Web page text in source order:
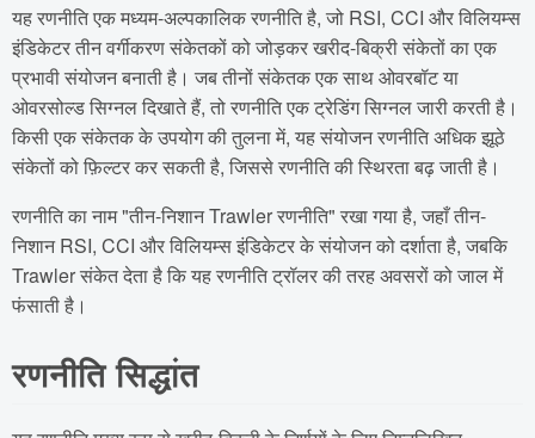
यह रणनीति एक मध्यम-अल्पकालिक रणनीति है, जो RSI, CCI और विलियम्स
इंडिकेटर तीन वर्गीकरण संकेतकों को जोड़कर खरीद-बिक्री संकेतों का एक
प्रभावी संयोजन बनाती है। जब तीनों संकेतक एक साथ ओवरबॉट या
ओवरसोल्ड सिग्नल दिखाते हैं, तो रणनीति एक ट्रेडिंग सिग्नल जारी करती है।
किसी एक संकेतक के उपयोग की तुलना में, यह संयोजन रणनीति अधिक झूठे
संकेतों को फ़िल्टर कर सकती है, जिससे रणनीति की स्थिरता बढ़ जाती है।
रणनीति का नाम "तीन-निशान Trawler रणनीति" रखा गया है, जहाँ तीन-
निशान RSI, CCI और विलियम्स इंडिकेटर के संयोजन को दर्शाता है, जबकि
Trawler संकेत देता है कि यह रणनीति ट्रॉलर की तरह अवसरों को जाल में
फंसाती है।
रणनीति सिद्धांत